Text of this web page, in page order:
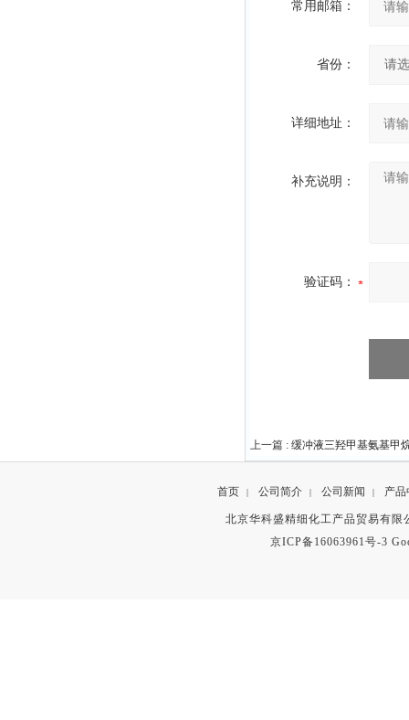
常用邮箱：
省份：
详细地址：
补充说明：
验证码：
上一篇 : 缓冲液三羟甲基氨基甲
首页 | 公司简介 | 公司新闻 | 产品
北京华科盛精细化工产品贸易有
京ICP备16063961号-3